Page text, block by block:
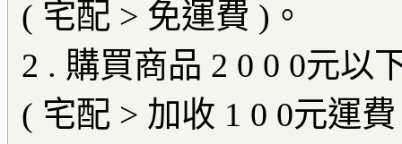
( 宅配 > 免運費 )。
2 . 購買商品 2 0 0 0元以
( 宅配 > 加收 1 0 0元運